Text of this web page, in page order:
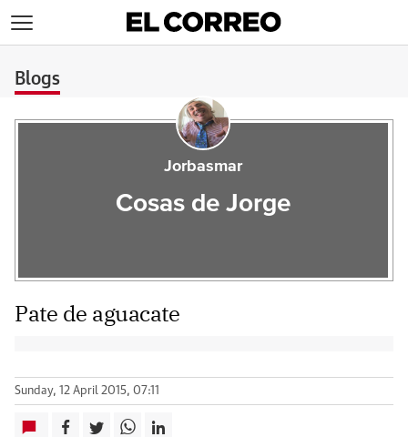
Blogs
Jorbasmar
Cosas de Jorge
Pate de aguacate
Sunday, 12 April 2015, 07:11